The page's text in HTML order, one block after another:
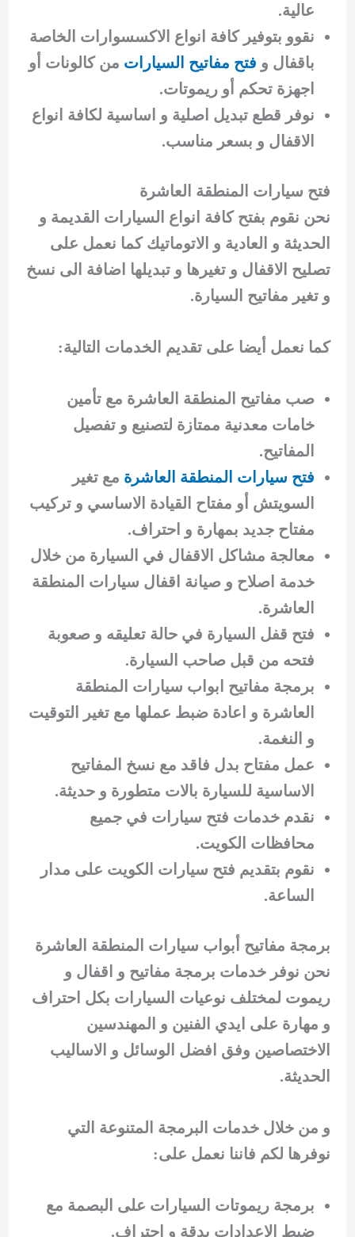
عالية.
نقوو بتوفير كافة انواع الاكسسوارات الخاصة
باقفال و فتح مفاتيح السيارات من كالونات أو
اجهزة تحكم أو ريموتات.
نوفر قطع تبديل اصلية و اساسية لكافة انواع
الاقفال و بسعر مناسب.
فتح سيارات المنطقة العاشرة
نحن نقوم بفتح كافة انواع السيارات القديمة و
الحديثة و العادية و الاتوماتيك كما نعمل على
تصليح الاقفال و تغيرها و تبديلها اضافة الى نسخ
و تغير مفاتيح السيارة.
كما نعمل أيضا على تقديم الخدمات التالية:
صب مفاتيح المنطقة العاشرة مع تأمين
خامات معدنية ممتازة لتصنيع و تفصيل
المفاتيح.
فتح سيارات المنطقة العاشرة مع تغير
السويتش أو مفتاح القيادة الاساسي و تركيب
مفتاح جديد بمهارة و احتراف.
معالجة مشاكل الاقفال في السيارة من خلال
خدمة اصلاح و صيانة اقفال سيارات المنطقة
العاشرة.
فتح قفل السيارة في حالة تعليقه و صعوبة
فتحه من قبل صاحب السيارة.
برمجة مفاتيح ابواب سيارات المنطقة
العاشرة و اعادة ضبط عملها مع تغير التوقيت
و النغمة.
عمل مفتاح بدل فاقد مع نسخ المفاتيح
الاساسية للسيارة بالات متطورة و حديثة.
نقدم خدمات فتح سيارات في جميع
محافظات الكويت.
نقوم بتقديم فتح سيارات الكويت على مدار
الساعة.
برمجة مفاتيح أبواب سيارات المنطقة العاشرة
نحن نوفر خدمات برمجة مفاتيح و اقفال و
ريموت لمختلف نوعيات السيارات بكل احتراف
و مهارة على ايدي الفنين و المهندسين
الاختصاصين وفق افضل الوسائل و الاساليب
الحديثة.
و من خلال خدمات البرمجة المتنوعة التي
نوفرها لكم فاننا نعمل على:
برمجة ريموتات السيارات على البصمة مع
ضبط الاعدادات بدقة و احتراف.